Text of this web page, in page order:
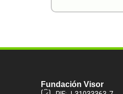
Fundación Visor